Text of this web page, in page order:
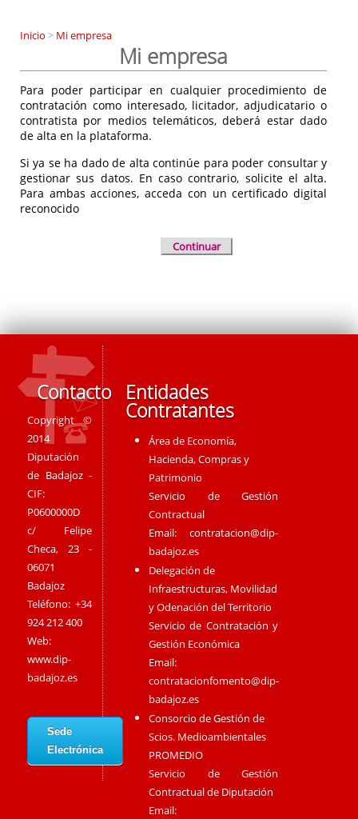
Inicio > Mi empresa
Mi empresa
Para poder participar en cualquier procedimiento de
contratación como interesado, licitador, adjudicatario o
contratista por medios telemáticos, deberá estar dado
de alta en la plataforma.
Si ya se ha dado de alta continúe para poder consultar y
gestionar sus datos. En caso contrario, solicite el alta.
Para ambas acciones, acceda con un certificado digital
reconocido
Continuar
Contacto
Copyright ©
2014
Diputación
de Badajoz -
CIF:
P0600000D
c/ Felipe
Checa, 23 -
06071
Badajoz
Teléfono: +34
924 212 400
Web:
www.dip-
badajoz.es
Sede
Electrónica
Entidades
Contratantes
Área de Economía,
Hacienda, Compras y
Patrimonio
Servicio de Gestión
Contractual
Email:contratacion@dip-
badajoz.es
Delegación de
Infraestructuras, Movilidad
y Odenación del Territorio
Servicio de Contratación y
Gestión Económica
Email:
contratacionfomento@dip-
badajoz.es
Consorcio de Gestión de
Scios. Medioambientales
PROMEDIO
Servicio de Gestión
Contractual de Diputación
Email: